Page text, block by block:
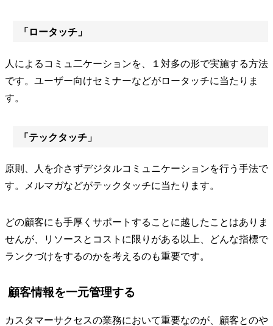
「ロータッチ」
人によるコミュ二ケーションを、１対多の形で実施する方法
です。ユーザー向けセミナーなどがロータッチに当たりま
す。
「テックタッチ」
原則、人を介さずデジタルコミュニケーションを行う手法で
す。メルマガなどがテックタッチに当たります。
どの顧客にも手厚くサポートすることに越したことはありま
せんが、リソースとコストに限りがある以上、どんな指標で
ランクづけをするのかを考えるのも重要です。
顧客情報を一元管理する
カスタマーサクセスの業務において重要なのが、顧客とのや